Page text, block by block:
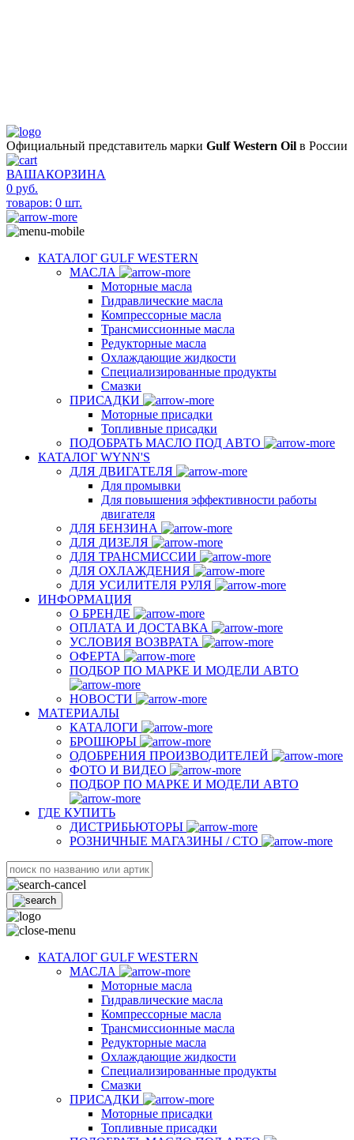
Официальный представитель марки Gulf Western Oil в России
ВАШАКОРЗИНА
0 руб.
товаров: 0 шт.
КАТАЛОГ GULF WESTERN
МАСЛА
Моторные масла
Гидравлические масла
Компрессорные масла
Трансмиссионные масла
Редукторные масла
Охлаждающие жидкости
Специализированные продукты
Смазки
ПРИСАДКИ
Моторные присадки
Топливные присадки
ПОДОБРАТЬ МАСЛО ПОД АВТО
КАТАЛОГ WYNN'S
ДЛЯ ДВИГАТЕЛЯ
Для промывки
Для повышения эффективности работы
двигателя
ДЛЯ БЕНЗИНА
ДЛЯ ДИЗЕЛЯ
ДЛЯ ТРАНСМИССИИ
ДЛЯ ОХЛАЖДЕНИЯ
ДЛЯ УСИЛИТЕЛЯ РУЛЯ
ИНФОРМАЦИЯ
О БРЕНДЕ
ОПЛАТА И ДОСТАВКА
УСЛОВИЯ ВОЗВРАТА
ОФЕРТА
ПОДБОР ПО МАРКЕ И МОДЕЛИ АВТО
НОВОСТИ
МАТЕРИАЛЫ
КАТАЛОГИ
БРОШЮРЫ
ОДОБРЕНИЯ ПРОИЗВОДИТЕЛЕЙ
ФОТО И ВИДЕО
ПОДБОР ПО МАРКЕ И МОДЕЛИ АВТО
ГДЕ КУПИТЬ
ДИСТРИБЬЮТОРЫ
РОЗНИЧНЫЕ МАГАЗИНЫ / СТО
КАТАЛОГ GULF WESTERN
МАСЛА
Моторные масла
Гидравлические масла
Компрессорные масла
Трансмиссионные масла
Редукторные масла
Охлаждающие жидкости
Специализированные продукты
Смазки
ПРИСАДКИ
Моторные присадки
Топливные присадки